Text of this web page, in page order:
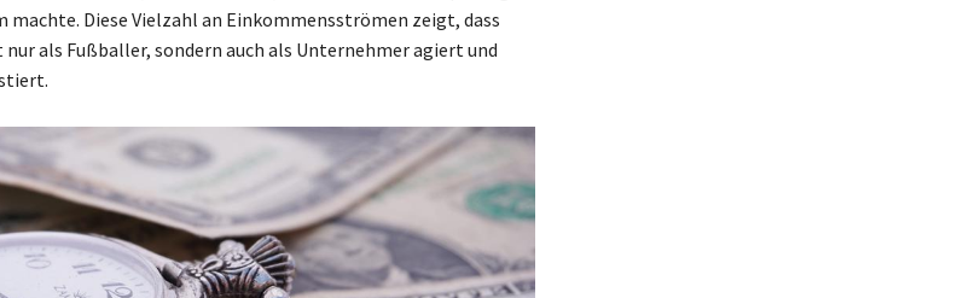
machte. Diese Vielzahl an Einkommensströmen zeigt, dass
als Fußballer, sondern auch als Unternehmer agiert und